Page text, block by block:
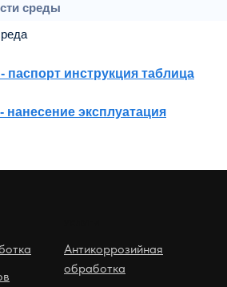
среды
инструкция таблица
эксплуатация
Антикоррозийная
обработка